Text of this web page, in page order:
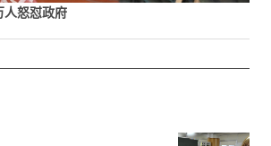
人怒怼政府